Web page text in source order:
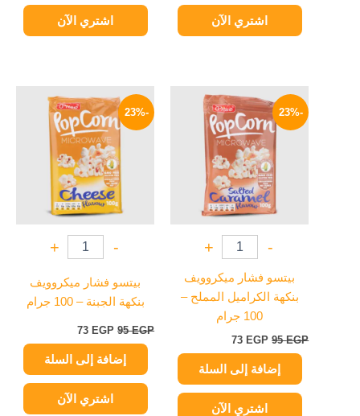
اشتري الآن اشتري الآن
-23%
-
+
بيتسو فشار ميكروويف
بنكهة الكراميل المملح –
100 جرام
95EGP
الأصلي
هو:
95 EGP.
73 EGP
السعر
الحالي
هو:
73 EGP.
إضافة إلى السلة
اشتري الآن
-23%
-
+
بيتسو فشار ميكروويف
بنكهة الجبنة – 100 جرام
95EGP
الأصلي
هو:
95 EGP.
73 EGP
الحالي
هو:
73 EGP.
إضافة إلى السلة
اشتري الآن